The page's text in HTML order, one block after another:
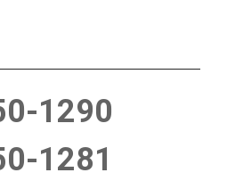
1290
1281